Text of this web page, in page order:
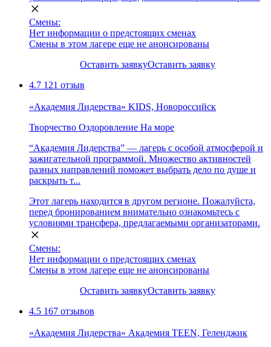
Смены:
Нет информации о предстоящих сменах
Смены в этом лагере еще не анонсированы
Оставить заявкуОставить заявку
4.7 121 отзыв
«Академия Лидерства» KIDS, Новороссийск
Творчество Оздоровление На море
“Академия Лидерства” — лагерь с особой атмосферой и
зажигательной программой. Множество активностей
разных направлений поможет выбрать дело по душе и
раскрыть т...
Этот лагерь находится в другом регионе. Пожалуйста,
перед бронированием внимательно ознакомьтесь с
условиями трансфера, предлагаемыми организаторами.
Смены:
Нет информации о предстоящих сменах
Смены в этом лагере еще не анонсированы
Оставить заявкуОставить заявку
4.5 167 отзывов
«Академия Лидерства» Академия TEEN, Геленджик